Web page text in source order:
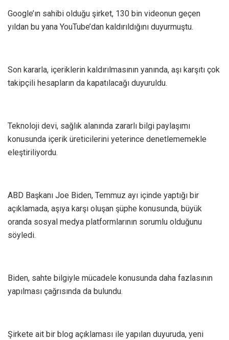
Google’ın sahibi olduğu şirket, 130 bin videonun geçen
yıldan bu yana YouTube’dan kaldırıldığını duyurmuştu.
Son kararla, içeriklerin kaldırılmasının yanında, aşı karşıtı çok
takipçili hesapların da kapatılacağı duyuruldu.
Teknoloji devi, sağlık alanında zararlı bilgi paylaşımı
konusunda içerik üreticilerini yeterince denetlememekle
eleştiriliyordu.
ABD Başkanı Joe Biden, Temmuz ayı içinde yaptığı bir
açıklamada, aşıya karşı oluşan şüphe konusunda, büyük
oranda sosyal medya platformlarının sorumlu olduğunu
söyledi.
Biden, sahte bilgiyle mücadele konusunda daha fazlasının
yapılması çağrısında da bulundu.
Şirkete ait bir blog açıklaması ile yapılan duyuruda, yeni